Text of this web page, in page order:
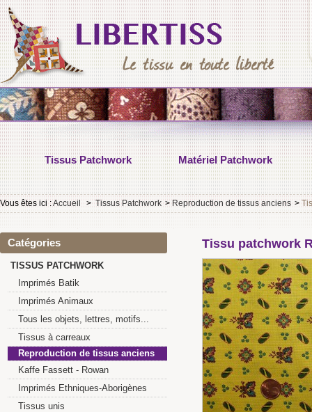
Tissus Patchwork Matériel Patchwork
Vous êtes ici :Accueil > Tissus Patchwork > Reproduction de tissus anciens >
Catégories
TISSUS PATCHWORK
Imprimés Batik
Imprimés Animaux
Tous les objets, lettres, motifs...
Tissus à carreaux
Reproduction de tissus anciens
Kaffe Fassett - Rowan
Imprimés Ethniques-Aborigènes
Tissus unis
Tissu patchwork